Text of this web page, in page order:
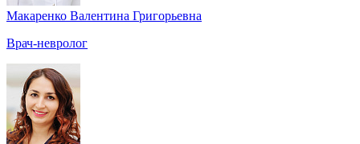
Макаренко Валентина Григорьевна
Врач-невролог